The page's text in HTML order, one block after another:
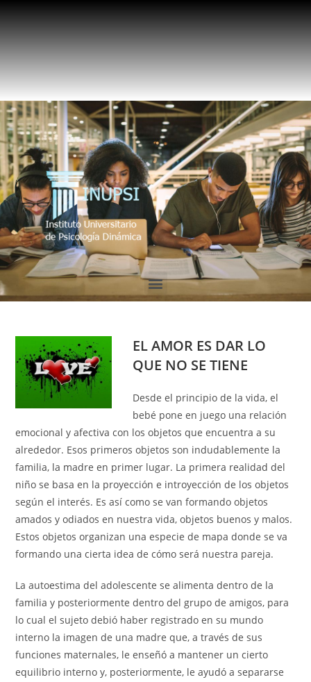
EL AMOR ES DAR LO
QUE NO SE TIENE
Desde el principio de la vida, el
bebé pone en juego una relación
emocional y afectiva con los objetos que encuentra a su
alrededor. Esos primeros objetos son indudablemente la
familia, la madre en primer lugar. La primera realidad del
niño se basa en la proyección e introyección de los objetos
según el interés. Es así como se van formando objetos
amados y odiados en nuestra vida, objetos buenos y malos.
Estos objetos organizan una especie de mapa donde se va
formando una cierta idea de cómo será nuestra pareja.
La autoestima del adolescente se alimenta dentro de la
familia y posteriormente dentro del grupo de amigos, para
lo cual el sujeto debió haber registrado en su mundo
interno la imagen de una madre que, a través de sus
funciones maternales, le enseñó a mantener un cierto
equilibrio interno y, posteriormente, le ayudó a separarse